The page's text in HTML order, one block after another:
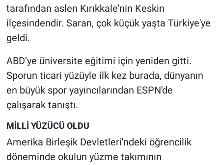
tarafından aslen Kırıkkale'nin Keskin
ilçesindendir. Saran, çok küçük yaşta Türkiye'ye
geldi.
ABD’ye üniversite eğitimi için yeniden gitti.
Sporun ticari yüzüyle ilk kez burada, dünyanın
en büyük spor yayıncılarından ESPN'de
çalışarak tanıştı.
MİLLİ YÜZÜCÜ OLDU
Amerika Birleşik Devletleri'ndeki öğrencilik
döneminde okulun yüzme takımının
Spor
Türkiye'nin Geleceği
Türkiye'nin Gündemi
Yerel Gündem
Yerel Yaşam
Canlı Yayın